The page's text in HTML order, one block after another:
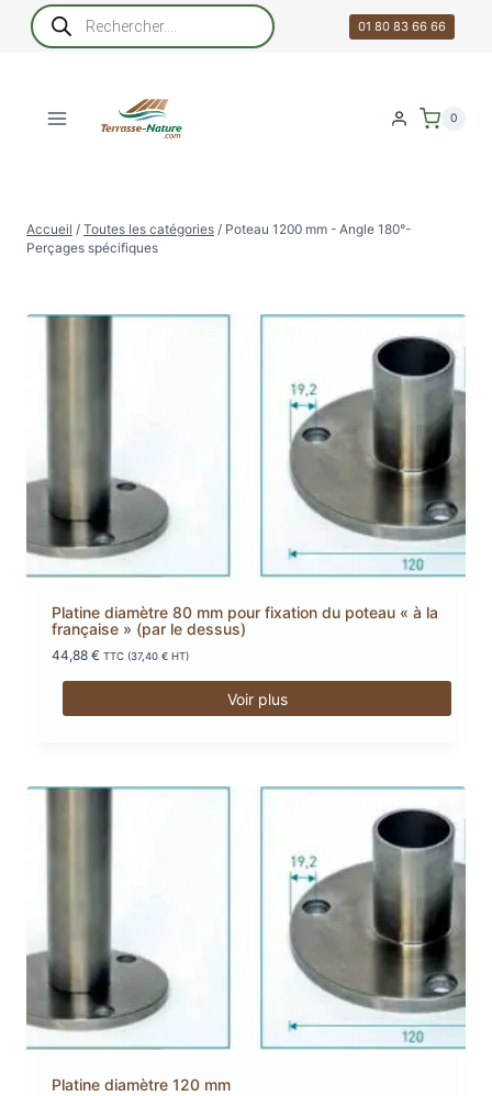
Recherche
de
produits
01 80 83 66 66
0
Accueil / Toutes les catégories / Poteau 1200 mm - Angle 180°-
Perçages spécifiques
Platine diamètre 80 mm pour fixation du poteau « à la
française » (par le dessus)
44,88 € TTC (37,40 € HT)
Voir plus
Platine diamètre 120 mm